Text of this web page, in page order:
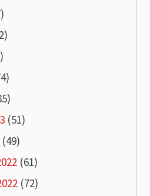
(51)
(49)
(61)
(72)